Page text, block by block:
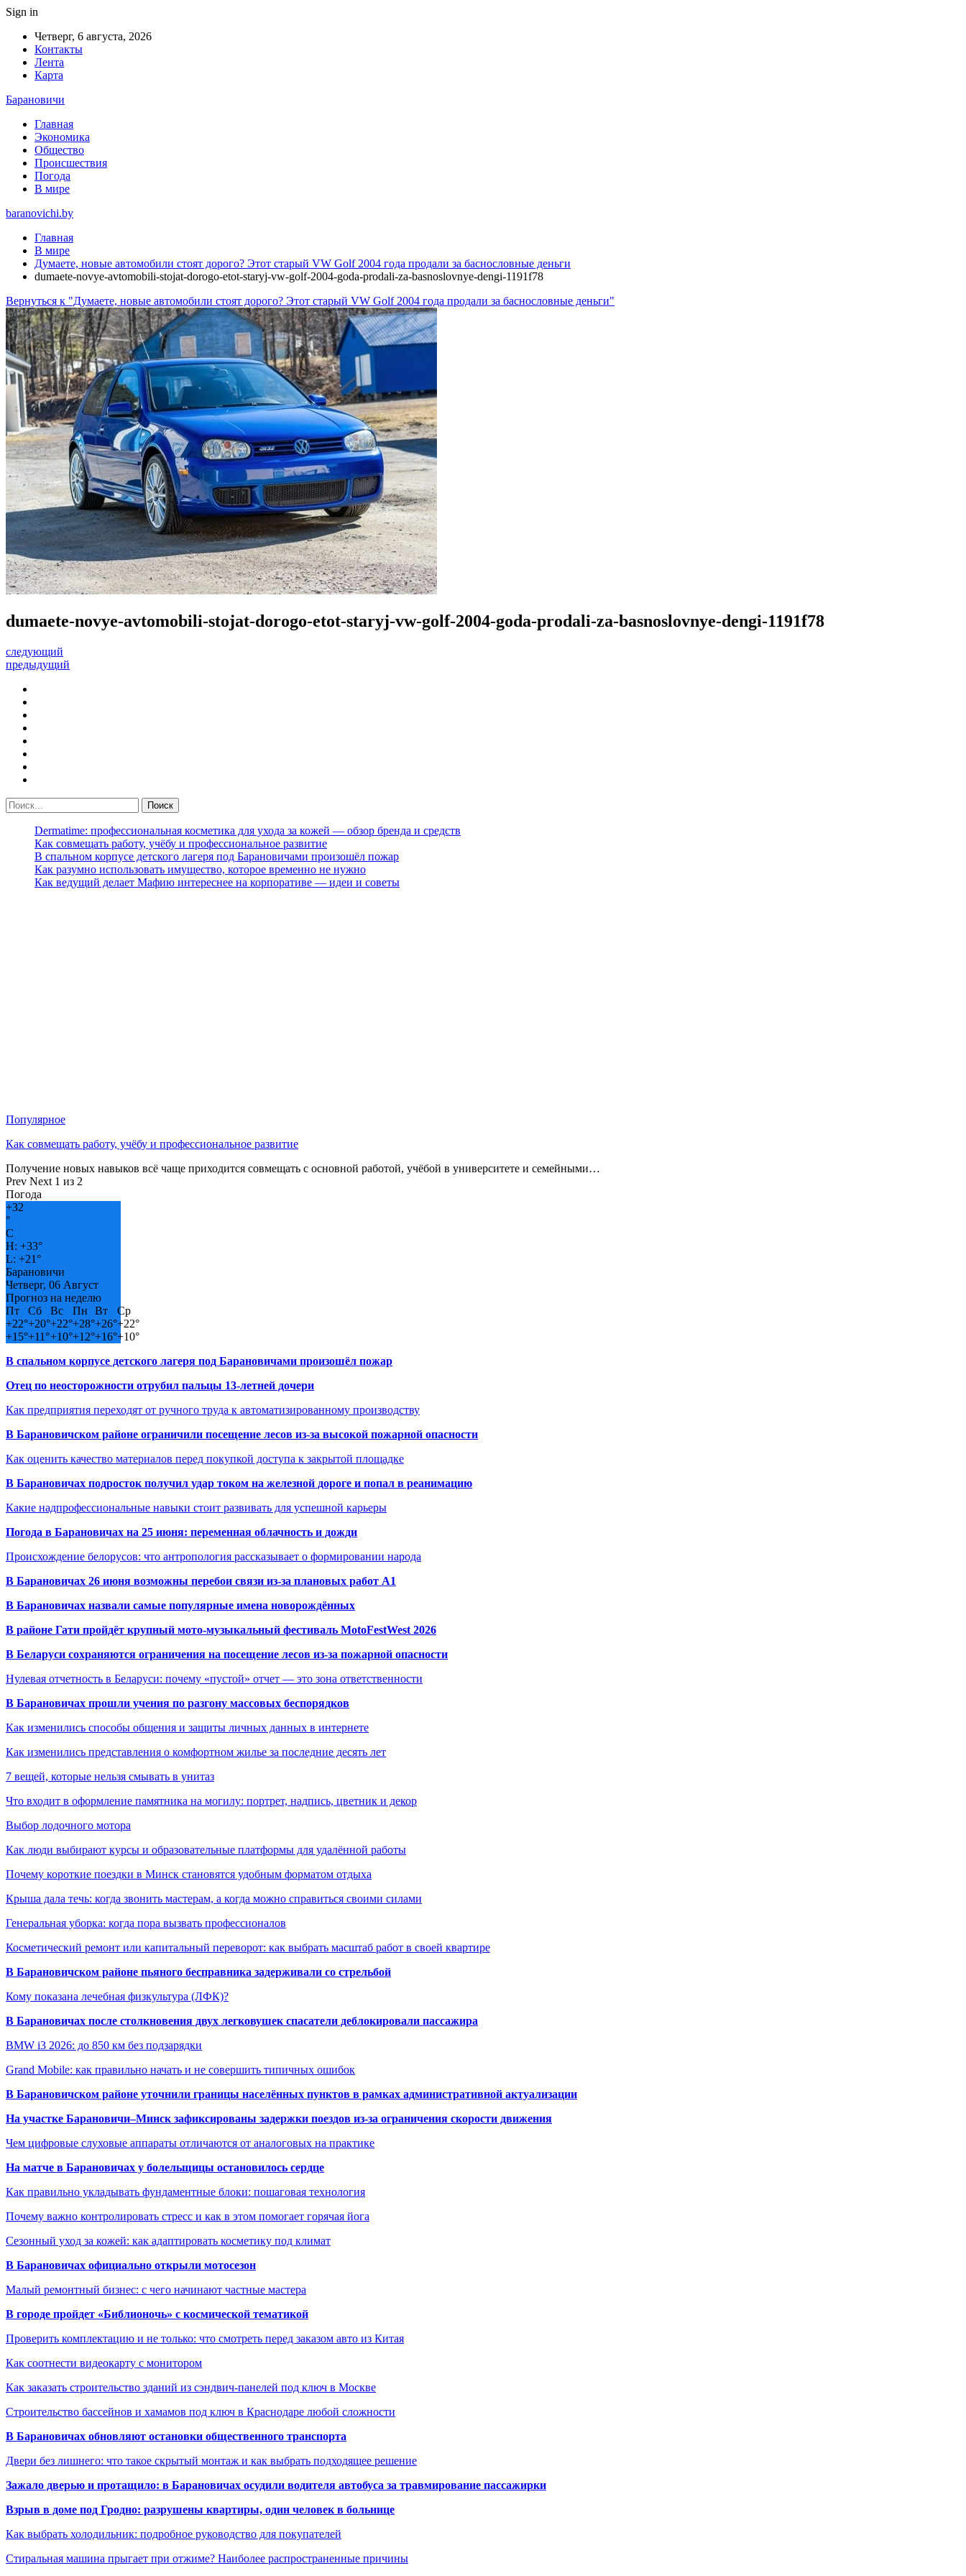
Sign in
Четверг, 6 августа, 2026
Контакты
Лента
Карта
Барановичи
Главная
Экономика
Общество
Происшествия
Погода
В мире
baranovichi.by
Главная
В мире
Думаете, новые автомобили стоят дорого? Этот старый VW Golf 2004 года продали за баснословные деньги
dumaete-novye-avtomobili-stojat-dorogo-etot-staryj-vw-golf-2004-goda-prodali-za-basnoslovnye-dengi-1191f78
Вернуться к "Думаете, новые автомобили стоят дорого? Этот старый VW Golf 2004 года продали за баснословные деньги"
dumaete-novye-avtomobili-stojat-dorogo-etot-staryj-vw-golf-2004-goda-prodali-za-basnoslovnye-dengi-1191f78
следующий
предыдущий
Dermatime: профессиональная косметика для ухода за кожей — обзор бренда и средств
Как совмещать работу, учёбу и профессиональное развитие
В спальном корпусе детского лагеря под Барановичами произошёл пожар
Как разумно использовать имущество, которое временно не нужно
Как ведущий делает Мафию интереснее на корпоративе — идеи и советы
Популярное
Как совмещать работу, учёбу и профессиональное развитие
Получение новых навыков всё чаще приходится совмещать с основной работой, учёбой в университете и семейными…
Prev Next 1 из 2
Погода
+32
°
C
H: +33°
L: +21°
Барановичи
Четверг, 06 Август
Прогноз на неделю
Пт
Сб Вс Пн Вт
Ср
+22°+20°+22°+28°+26°+22°
+15°+11°+10°+12°+16°+10°
В спальном корпусе детского лагеря под Барановичами произошёл пожар
Отец по неосторожности отрубил пальцы 13-летней дочери
Как предприятия переходят от ручного труда к автоматизированному производству
В Барановичском районе ограничили посещение лесов из-за высокой пожарной опасности
Как оценить качество материалов перед покупкой доступа к закрытой площадке
В Барановичах подросток получил удар током на железной дороге и попал в реанимацию
Какие надпрофессиональные навыки стоит развивать для успешной карьеры
Погода в Барановичах на 25 июня: переменная облачность и дожди
Происхождение белорусов: что антропология рассказывает о формировании народа
В Барановичах 26 июня возможны перебои связи из-за плановых работ A1
В Барановичах назвали самые популярные имена новорождённых
В районе Гати пройдёт крупный мото-музыкальный фестиваль MotoFestWest 2026
В Беларуси сохраняются ограничения на посещение лесов из-за пожарной опасности
Нулевая отчетность в Беларуси: почему «пустой» отчет — это зона ответственности
В Барановичах прошли учения по разгону массовых беспорядков
Как изменились способы общения и защиты личных данных в интернете
Как изменились представления о комфортном жилье за последние десять лет
7 вещей, которые нельзя смывать в унитаз
Что входит в оформление памятника на могилу: портрет, надпись, цветник и декор
Выбор лодочного мотора
Как люди выбирают курсы и образовательные платформы для удалённой работы
Почему короткие поездки в Минск становятся удобным форматом отдыха
Крыша дала течь: когда звонить мастерам, а когда можно справиться своими силами
Генеральная уборка: когда пора вызвать профессионалов
Косметический ремонт или капитальный переворот: как выбрать масштаб работ в своей квартире
В Барановичском районе пьяного бесправника задерживали со стрельбой
Кому показана лечебная физкультура (ЛФК)?
В Барановичах после столкновения двух легковушек спасатели деблокировали пассажира
BMW i3 2026: до 850 км без подзарядки
Grand Mobile: как правильно начать и не совершить типичных ошибок
В Барановичском районе уточнили границы населённых пунктов в рамках административной актуализации
На участке Барановичи–Минск зафиксированы задержки поездов из-за ограничения скорости движения
Чем цифровые слуховые аппараты отличаются от аналоговых на практике
На матче в Барановичах у болельщицы остановилось сердце
Как правильно укладывать фундаментные блоки: пошаговая технология
Почему важно контролировать стресс и как в этом помогает горячая йога
Сезонный уход за кожей: как адаптировать косметику под климат
В Барановичах официально открыли мотосезон
Малый ремонтный бизнес: с чего начинают частные мастера
В городе пройдет «Библионочь» с космической тематикой
Проверить комплектацию и не только: что смотреть перед заказом авто из Китая
Как соотнести видеокарту с монитором
Как заказать строительство зданий из сэндвич-панелей под ключ в Москве
Строительство бассейнов и хамамов под ключ в Краснодаре любой сложности
В Барановичах обновляют остановки общественного транспорта
Двери без лишнего: что такое скрытый монтаж и как выбрать подходящее решение
Зажало дверью и протащило: в Барановичах осудили водителя автобуса за травмирование пассажирки
Взрыв в доме под Гродно: разрушены квартиры, один человек в больнице
Как выбрать холодильник: подробное руководство для покупателей
Стиральная машина прыгает при отжиме? Наиболее распространенные причины